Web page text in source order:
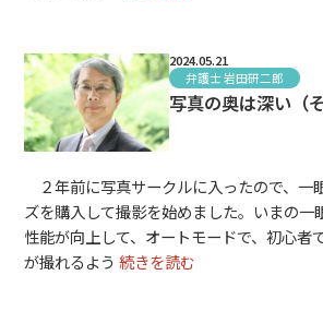
2024.05.21
弁護士 岩田研二郎
写真の奥は深い（
２年前に写真サークルに入ったので、一
ズを購入して撮影を始めました。いまの一
性能が向上して、オートモードで、初心者
が撮れるよう 続きを読む